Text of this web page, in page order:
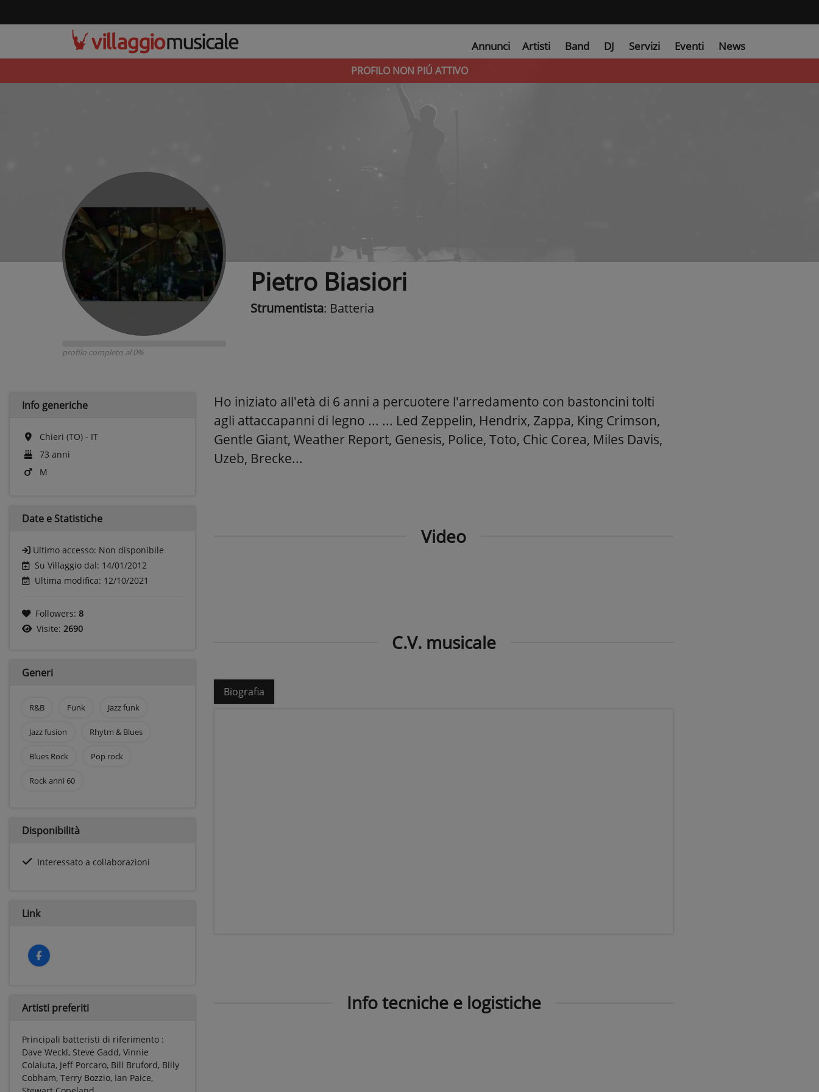
Annunci Artisti Band DJ Servizi Eventi News
PROFILO NON PIÚ ATTIVO
profilo completo al 0%
Pietro Biasiori
Strumentista: Batteria
Info generiche
Chieri (TO) - IT
73 anni
M
Date e Statistiche
Ultimo accesso: Non disponibile
Su Villaggio dal: 14/01/2012
Ultima modifica: 12/10/2021
Followers: 8
Visite: 2690
Generi
R&B Funk Jazz funk
Jazz fusion Rhytm & Blues
Blues Rock Pop rock
Rock anni 60
Disponibilità
Interessato a collaborazioni
Link
Artisti preferiti
Principali batteristi di riferimento :
Dave Weckl, Steve Gadd, Vinnie
Colaiuta, Jeff Porcaro, Bill Bruford, Billy
Cobham, Terry Bozzio, Ian Paice,
Ho iniziato all'età di 6 anni a percuotere l'arredamento con bastoncini tolti
agli attaccapanni di legno ... ... Led Zeppelin, Hendrix, Zappa, King Crimson,
Gentle Giant, Weather Report, Genesis, Police, Toto, Chic Corea, Miles Davis,
Uzeb, Brecke...
Video
C.V. musicale
Biografia
Info tecniche e logistiche